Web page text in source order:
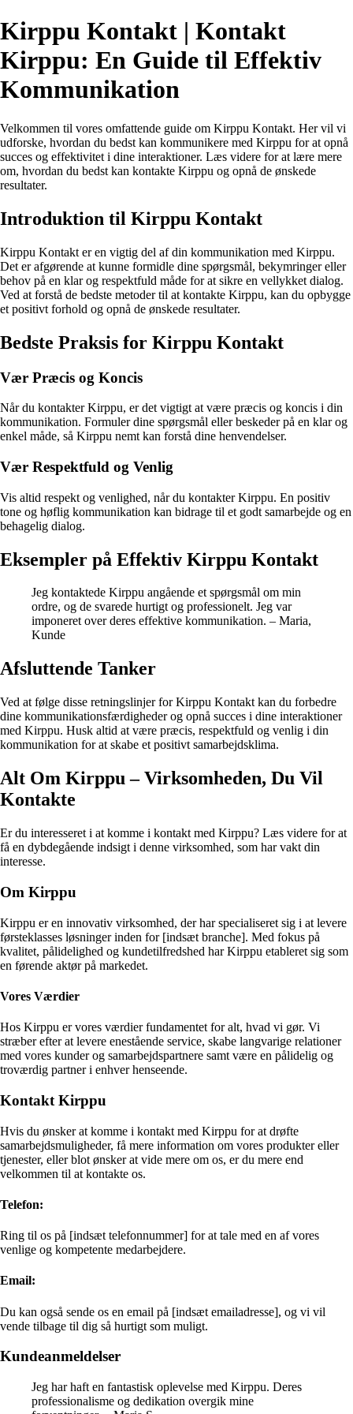
Kirppu Kontakt | Kontakt
Kirppu: En Guide til Effektiv
Kommunikation
Velkommen til vores omfattende guide om Kirppu Kontakt. Her vil vi
udforske, hvordan du bedst kan kommunikere med Kirppu for at opnå
succes og effektivitet i dine interaktioner. Læs videre for at lære mere
om, hvordan du bedst kan kontakte Kirppu og opnå de ønskede
resultater.
Introduktion til Kirppu Kontakt
Kirppu Kontakt er en vigtig del af din kommunikation med Kirppu.
Det er afgørende at kunne formidle dine spørgsmål, bekymringer eller
behov på en klar og respektfuld måde for at sikre en vellykket dialog.
Ved at forstå de bedste metoder til at kontakte Kirppu, kan du opbygge
et positivt forhold og opnå de ønskede resultater.
Bedste Praksis for Kirppu Kontakt
Vær Præcis og Koncis
Når du kontakter Kirppu, er det vigtigt at være præcis og koncis i din
kommunikation. Formuler dine spørgsmål eller beskeder på en klar og
enkel måde, så Kirppu nemt kan forstå dine henvendelser.
Vær Respektfuld og Venlig
Vis altid respekt og venlighed, når du kontakter Kirppu. En positiv
tone og høflig kommunikation kan bidrage til et godt samarbejde og en
behagelig dialog.
Eksempler på Effektiv Kirppu Kontakt
Jeg kontaktede Kirppu angående et spørgsmål om min
ordre, og de svarede hurtigt og professionelt. Jeg var
imponeret over deres effektive kommunikation. – Maria,
Kunde
Afsluttende Tanker
Ved at følge disse retningslinjer for Kirppu Kontakt kan du forbedre
dine kommunikationsfærdigheder og opnå succes i dine interaktioner
med Kirppu. Husk altid at være præcis, respektfuld og venlig i din
kommunikation for at skabe et positivt samarbejdsklima.
Alt Om Kirppu – Virksomheden, Du Vil
Kontakte
Er du interesseret i at komme i kontakt med Kirppu? Læs videre for at
få en dybdegående indsigt i denne virksomhed, som har vakt din
interesse.
Om Kirppu
Kirppu er en innovativ virksomhed, der har specialiseret sig i at levere
førsteklasses løsninger inden for [indsæt branche]. Med fokus på
kvalitet, pålidelighed og kundetilfredshed har Kirppu etableret sig som
en førende aktør på markedet.
Vores Værdier
Hos Kirppu er vores værdier fundamentet for alt, hvad vi gør. Vi
stræber efter at levere enestående service, skabe langvarige relationer
med vores kunder og samarbejdspartnere samt være en pålidelig og
troværdig partner i enhver henseende.
Kontakt Kirppu
Hvis du ønsker at komme i kontakt med Kirppu for at drøfte
samarbejdsmuligheder, få mere information om vores produkter eller
tjenester, eller blot ønsker at vide mere om os, er du mere end
velkommen til at kontakte os.
Telefon:
Ring til os på [indsæt telefonnummer] for at tale med en af vores
venlige og kompetente medarbejdere.
Email:
Du kan også sende os en email på [indsæt emailadresse], og vi vil
vende tilbage til dig så hurtigt som muligt.
Kundeanmeldelser
Jeg har haft en fantastisk oplevelse med Kirppu. Deres
professionalisme og dedikation overgik mine